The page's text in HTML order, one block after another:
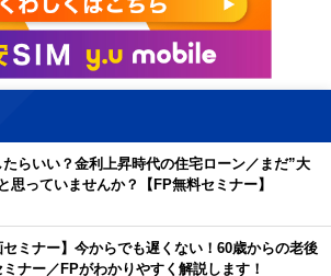
たらいい？金利上昇時代の住宅ローン／まだ”大
思っていませんか？【FP無料セミナー】
セミナー】今からでも遅くない！60歳からの老後
ミナー／FPがわかりやすく解説します！